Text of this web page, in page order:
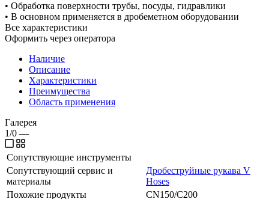
• Обработка поверхности трубы, посуды, гидравлики
• В основном применяется в дробеметном оборудовании
Все характеристики
Оформить через оператора
Наличие
Описание
Характеристики
Преимущества
Область применения
Галерея
1/0 —
Сопутствующие инструменты
Сопутствующий сервис и
материалы
Дробеструйные рукава V
Hoses
Похожие продукты
CN150/C200